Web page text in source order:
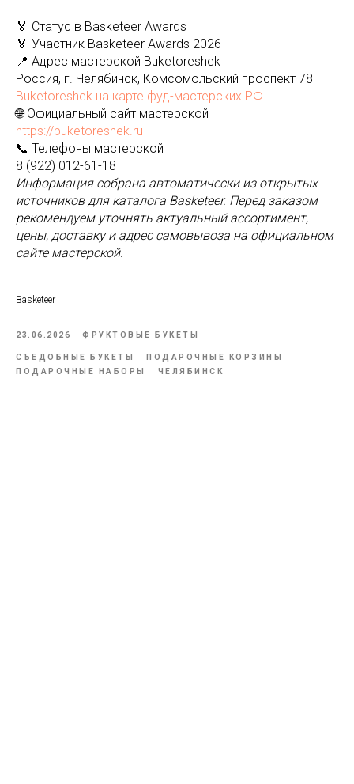
🏅 Статус в Basketeer Awards
🏅 Участник Basketeer Awards 2026
📍 Адрес мастерской Buketoreshek
Россия, г. Челябинск, Комсомольский проспект 78
Buketoreshek на карте фуд-мастерских РФ
🌐 Официальный сайт мастерской
https://buketoreshek.ru
📞 Телефоны мастерской
8 (922) 012-61-18
Информация собрана автоматически из открытых
источников для каталога Basketeer. Перед заказом
рекомендуем уточнять актуальный ассортимент,
цены, доставку и адрес самовывоза на официальном
сайте мастерской.
Basketeer
23.06.2026 ФРУКТОВЫЕ БУКЕТЫ
СЪЕДОБНЫЕ БУКЕТЫ
ПОДАРОЧНЫЕ КОРЗИНЫ
ПОДАРОЧНЫЕ НАБОРЫ
ЧЕЛЯБИНСК